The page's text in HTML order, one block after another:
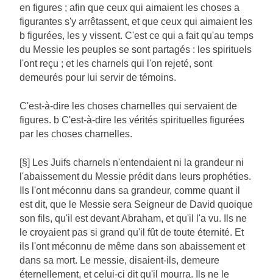
en figures ; afin que ceux qui aimaient les choses a
figurantes s'y arrêtassent, et que ceux qui aimaient les
b figurées, les y vissent. C'est ce qui a fait qu'au temps
du Messie les peuples se sont partagés : les spirituels
l'ont reçu ; et les charnels qui l'on rejeté, sont
demeurés pour lui servir de témoins.
C'est-à-dire les choses charnelles qui servaient de
figures. b C'est-à-dire les vérités spirituelles figurées
par les choses charnelles.
[§] Les Juifs charnels n'entendaient ni la grandeur ni
l'abaissement du Messie prédit dans leurs prophéties.
Ils l'ont méconnu dans sa grandeur, comme quant il
est dit, que le Messie sera Seigneur de David quoique
son fils, qu'il est devant Abraham, et qu'il l'a vu. Ils ne
le croyaient pas si grand qu'il fût de toute éternité. Et
ils l'ont méconnu de même dans son abaissement et
dans sa mort. Le messie, disaient-ils, demeure
éternellement, et celui-ci dit qu'il mourra. Ils ne le